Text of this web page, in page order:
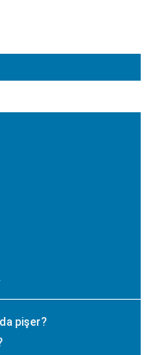
pişer?